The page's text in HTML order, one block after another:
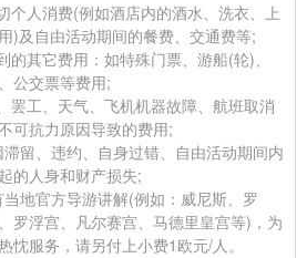
个人消费(例如酒店内的酒水、洗衣、上
)及自由活动期间的餐费、交通费等;
的其它费用：如特殊门票、游船(轮)、
公交票等费用;
罢工、天气、飞机机器故障、航班取消
可抗力原因导致的费用;
留、违约、自身过错、自由活动期间内
的人身和财产损失;
地官方导游讲解(例如：威尼斯、罗
罗浮宫、凡尔赛宫、马德里皇宫等)，为
忱服务，请另付上小费1欧元/人。